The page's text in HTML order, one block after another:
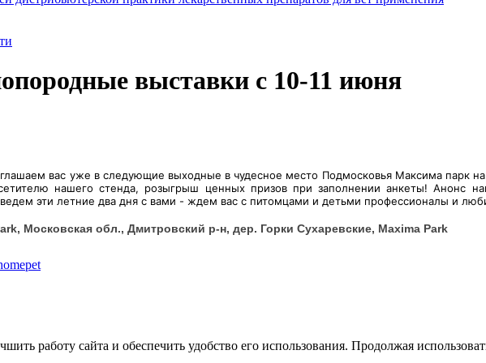
выставки с 10-11 июня
вас уже в следующие выходные в чудесное место Подмосковья Максима парк
нашего стенда, розыгрыш ценных призов при заполнении анкеты! Анонс
эти летние два дня с вами - ждем вас с питомцами и детьми профессионалы и
Московская обл., Дмитровский р-н, дер. Горки Сухаревские, Maxima Park
работу сайта и обеспечить удобство его использования. Продолжая